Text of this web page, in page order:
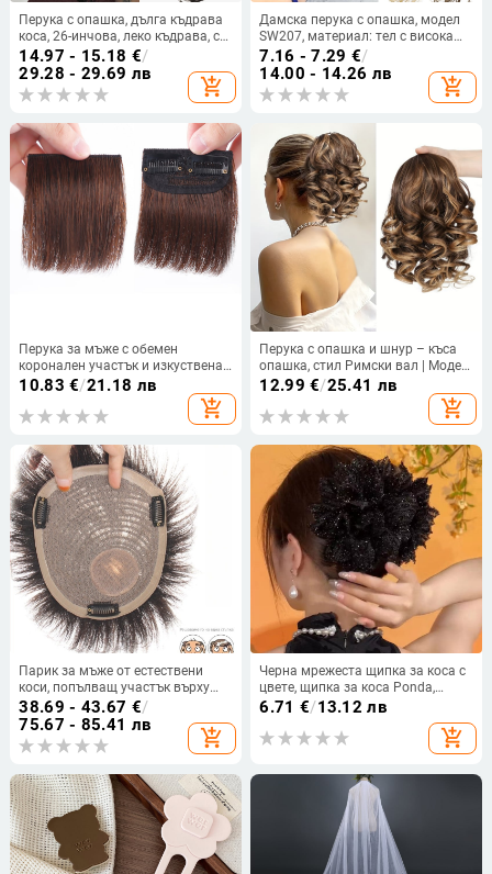
Перука с опашка, дълга къдрава
коса, 26-инчова, леко къдрава, с
връзка за стягане, висока
опашка
14.97 - 15.18 €/
29.28 - 29.69 лв
add_shopping_cart
Дамска перука с опашка, модел
SW207, материал: тел с висока
температура, обработка:
механизъм, без перм или
боядисване
7.16 - 7.29 €/
14.00 - 14.26 лв
add_shopping_cart
Перука за мъже с обемен
коронален участък и изкуствена
челка — матово термоустойчиво
механизъм на обработка, Katyr
10.83 €/21.18 лв
add_shopping_cart
Перука с опашка и шнур – къса
опашка, стил Римски вал | Модел
py284; коса в снопчета;
термоустойчива тел; механизъм
12.99 €/25.41 лв
add_shopping_cart
Парик за мъже от естествени
коси, попълващ участък върху
темето, прав, лек и дишащ, може
да се боядисва и къдри.
38.69 - 43.67 €/
75.67 - 85.41 лв
add_shopping_cart
Черна мрежеста щипка за коса с
цвете, щипка за коса Ponda,
опашка, щипка за коса за задна
глава, елегантна щипка за коса с
цвете, декоративна шапка за
6.71 €/13.12 лв
add_shopping_cart